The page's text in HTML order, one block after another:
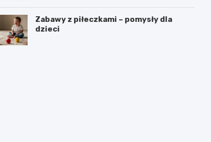
Zabawy z piłeczkami – pomysły dla
dzieci